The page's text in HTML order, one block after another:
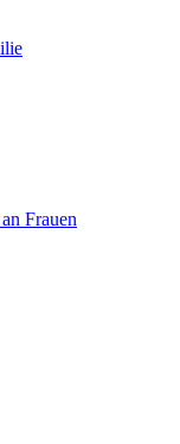
Frauen